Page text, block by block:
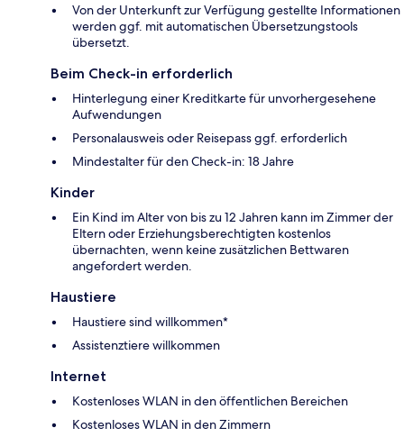
Von der Unterkunft zur Verfügung gestellte Informationen
werden ggf. mit automatischen Übersetzungstools
übersetzt.
Beim Check-in erforderlich
Hinterlegung einer Kreditkarte für unvorhergesehene
Aufwendungen
Personalausweis oder Reisepass ggf. erforderlich
Mindestalter für den Check-in: 18 Jahre
Kinder
Ein Kind im Alter von bis zu 12 Jahren kann im Zimmer der
Eltern oder Erziehungsberechtigten kostenlos
übernachten, wenn keine zusätzlichen Bettwaren
angefordert werden.
Haustiere
Haustiere sind willkommen*
Assistenztiere willkommen
Internet
Kostenloses WLAN in den öffentlichen Bereichen
Kostenloses WLAN in den Zimmern